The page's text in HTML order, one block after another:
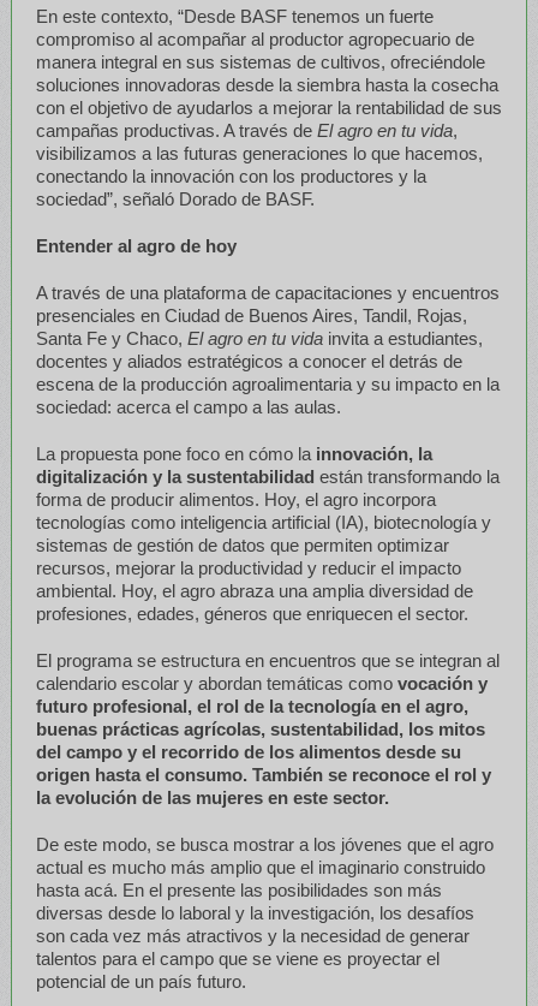
En este contexto, “Desde BASF tenemos un fuerte
compromiso al acompañar al productor agropecuario de
manera integral en sus sistemas de cultivos, ofreciéndole
soluciones innovadoras desde la siembra hasta la cosecha
con el objetivo de ayudarlos a mejorar la rentabilidad de sus
campañas productivas. A través de El agro en tu vida,
visibilizamos a las futuras generaciones lo que hacemos,
conectando la innovación con los productores y la
sociedad”, señaló Dorado de BASF.
Entender al agro de hoy
A través de una plataforma de capacitaciones y encuentros
presenciales en Ciudad de Buenos Aires, Tandil, Rojas,
Santa Fe y Chaco, El agro en tu vida invita a estudiantes,
docentes y aliados estratégicos a conocer el detrás de
escena de la producción agroalimentaria y su impacto en la
sociedad: acerca el campo a las aulas.
La propuesta pone foco en cómo la innovación, la
digitalización y la sustentabilidad están transformando la
forma de producir alimentos. Hoy, el agro incorpora
tecnologías como inteligencia artificial (IA), biotecnología y
sistemas de gestión de datos que permiten optimizar
recursos, mejorar la productividad y reducir el impacto
ambiental. Hoy, el agro abraza una amplia diversidad de
profesiones, edades, géneros que enriquecen el sector.
El programa se estructura en encuentros que se integran al
calendario escolar y abordan temáticas como vocación y
futuro profesional, el rol de la tecnología en el agro,
buenas prácticas agrícolas, sustentabilidad, los mitos
del campo y el recorrido de los alimentos desde su
origen hasta el consumo. También se reconoce el rol y
la evolución de las mujeres en este sector.
De este modo, se busca mostrar a los jóvenes que el agro
actual es mucho más amplio que el imaginario construido
hasta acá. En el presente las posibilidades son más
diversas desde lo laboral y la investigación, los desafíos
son cada vez más atractivos y la necesidad de generar
talentos para el campo que se viene es proyectar el
potencial de un país futuro.